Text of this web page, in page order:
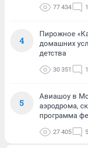
77 434
4
Пирожное
домашних
детства
30 351
5
Авиашоу в
аэродрома,
программа
27 405